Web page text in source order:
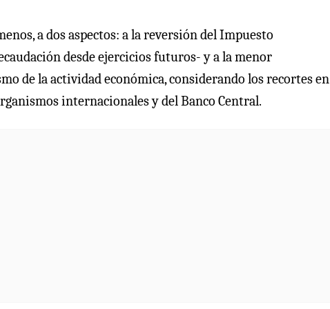
a dos aspectos: a la reversión del Impuesto
desde ejercicios futuros- y a la menor
de la actividad económica, considerando los recortes en
internacionales y del Banco Central.